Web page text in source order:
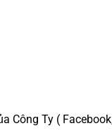
Công Ty (